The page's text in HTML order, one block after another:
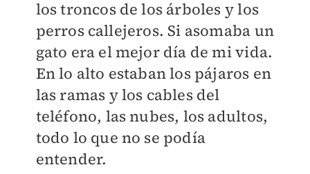
los troncos de los árboles y los
perros callejeros. Si asomaba un
gato era el mejor día de mi vida.
En lo alto estaban los pájaros en
las ramas y los cables del
teléfono, las nubes, los adultos,
todo lo que no se podía
entender.